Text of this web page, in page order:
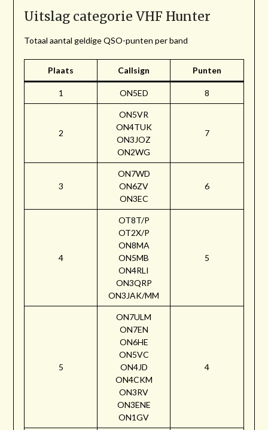
Uitslag categorie VHF Hunter
Totaal aantal geldige QSO-punten per band
Plaats Callsign Punten
1 ON5ED 8
2
ON5VR
ON4TUK
ON3JOZ
ON2WG
7
3
ON7WD
ON6ZV
ON3EC
6
4
OT8T/P
OT2X/P
ON8MA
ON5MB
ON4RLI
ON3QRP
ON3JAK/MM
5
5
ON7ULM
ON7EN
ON6HE
ON5VC
ON4JD
ON4CKM
ON3RV
ON3ENE
ON1GV
4